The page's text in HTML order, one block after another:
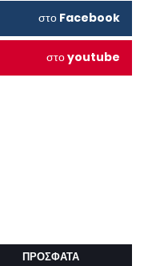
στο Facebook
στοyoutube
ΠΡΟΣΦΑΤΑ